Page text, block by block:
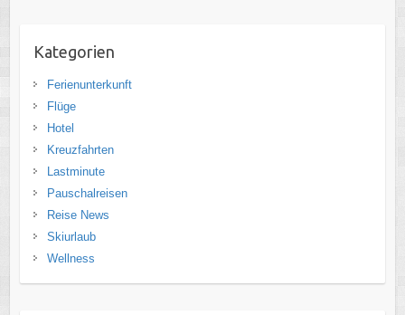
Kategorien
Ferienunterkunft
Flüge
Hotel
Kreuzfahrten
Lastminute
Pauschalreisen
Reise News
Skiurlaub
Wellness